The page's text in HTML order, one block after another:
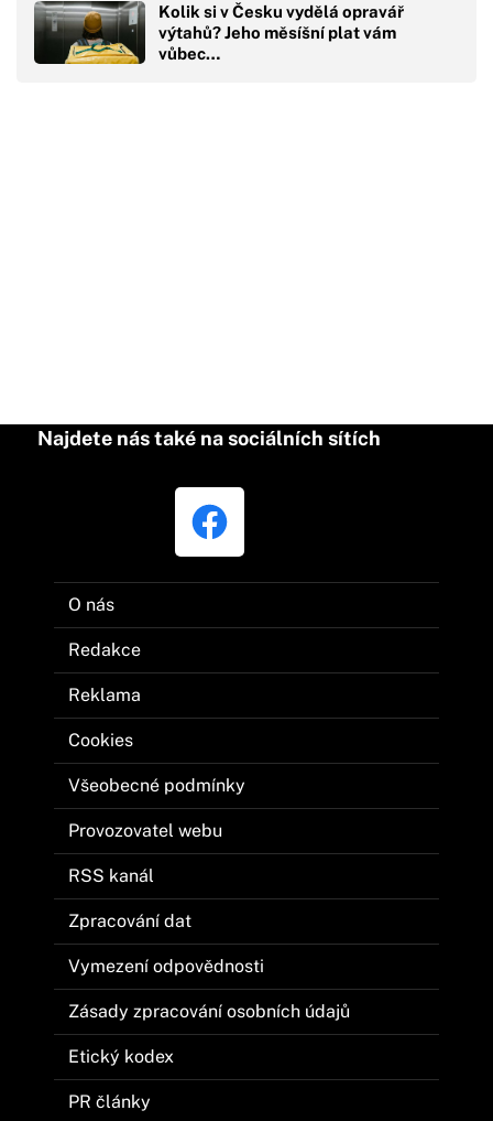
Kolik si v Česku vydělá opravář
výtahů? Jeho měsíšní plat vám
vůbec…
Najdete nás také na sociálních sítích
O nás
Redakce
Reklama
Cookies
Všeobecné podmínky
Provozovatel webu
RSS kanál
Zpracování dat
Vymezení odpovědnosti
Zásady zpracování osobních údajů
Etický kodex
PR články